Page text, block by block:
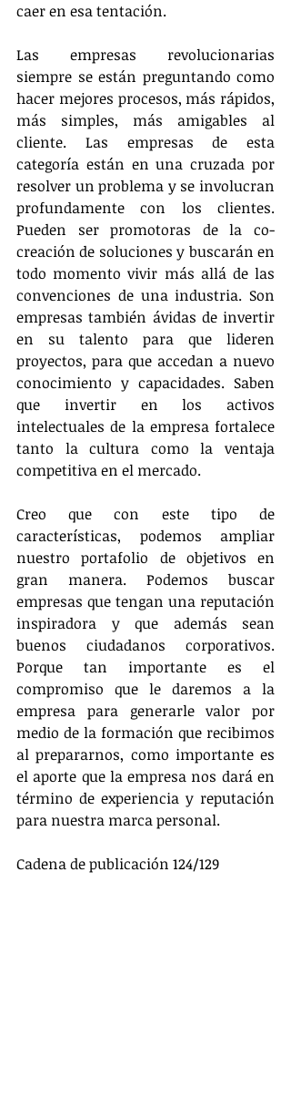
caer en esa tentación.
Las empresas revolucionarias
siempre se están preguntando como
hacer mejores procesos, más rápidos,
más simples, más amigables al
cliente. Las empresas de esta
categoría están en una cruzada por
resolver un problema y se involucran
profundamente con los clientes.
Pueden ser promotoras de la co-
creación de soluciones y buscarán en
todo momento vivir más allá de las
convenciones de una industria. Son
empresas también ávidas de invertir
en su talento para que lideren
proyectos, para que accedan a nuevo
conocimiento y capacidades. Saben
que invertir en los activos
intelectuales de la empresa fortalece
tanto la cultura como la ventaja
competitiva en el mercado.
Creo que con este tipo de
características, podemos ampliar
nuestro portafolio de objetivos en
gran manera. Podemos buscar
empresas que tengan una reputación
inspiradora y que además sean
buenos ciudadanos corporativos.
Porque tan importante es el
compromiso que le daremos a la
empresa para generarle valor por
medio de la formación que recibimos
al prepararnos, como importante es
el aporte que la empresa nos dará en
término de experiencia y reputación
para nuestra marca personal.
Cadena de publicación 124/129